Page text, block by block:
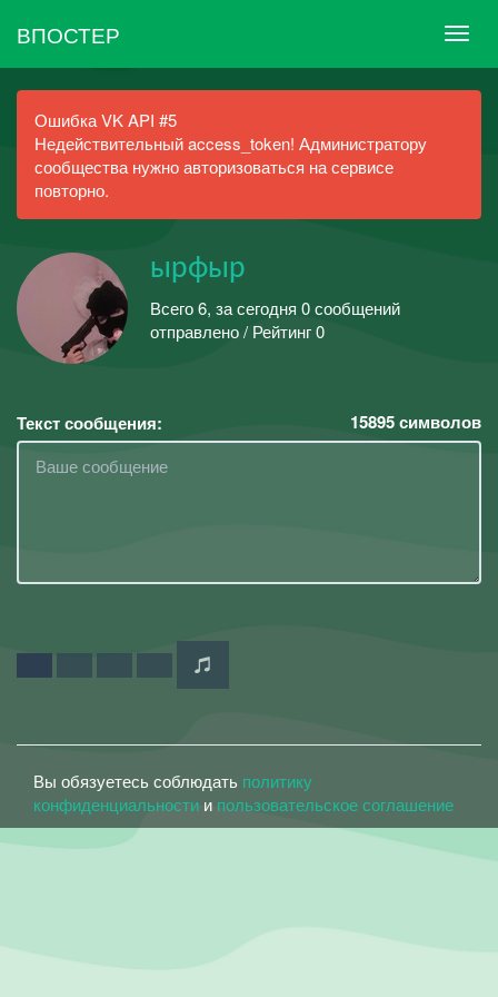
ВПОСТЕР
Ошибка VK API #5
Недействительный access_token! Администратору
сообщества нужно авторизоваться на сервисе
повторно.
ырфыр
Всего 6, за сегодня 0 сообщений
отправлено / Рейтинг 0
Текст сообщения: 15895символов
Вы обязуетесь соблюдать политику
конфиденциальности и пользовательское соглашение